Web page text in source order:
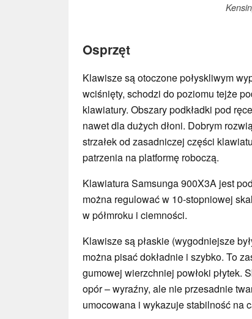
Osprzęt
Klawisze są otoczone połyskliwym
wciśnięty, schodzi do poziomu tejże
klawiatury. Obszary podkładki pod
nawet dla dużych dłoni. Dobrym
strzałek od zasadniczej części
patrzenia na platformę roboczą.
Klawiatura Samsunga 900X3A jest
można regulować w 10-stopniowej
w półmroku i ciemności.
Klawisze są płaskie (wygodniejsze
można pisać dokładnie i szybko. To
gumowej wierzchniej powłoki płytek.
opór – wyraźny, ale nie przesadnie
umocowana i wykazuje stabilność na